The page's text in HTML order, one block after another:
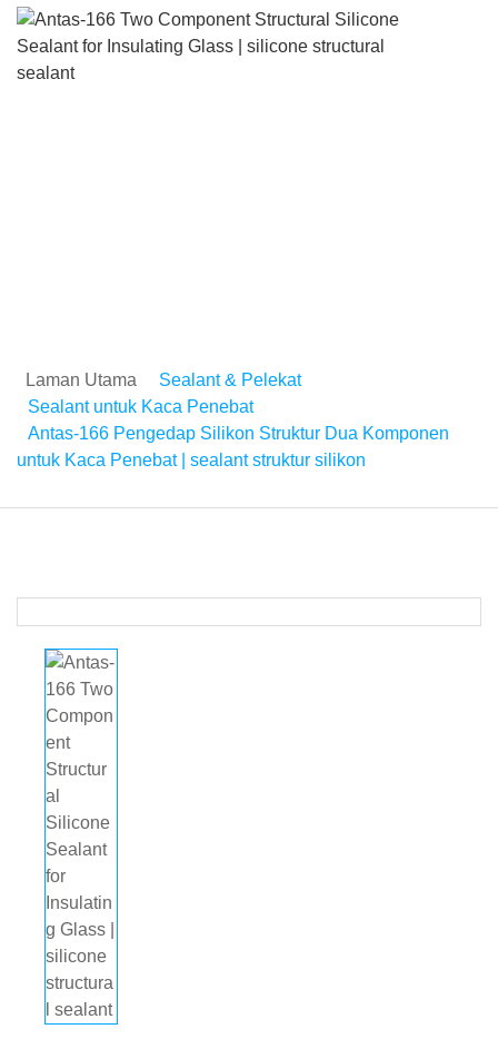
Laman Utama
Sealant & Pelekat
Sealant untuk Kaca Penebat
Antas-166 Pengedap Silikon Struktur Dua Komponen
untuk Kaca Penebat | sealant struktur silikon